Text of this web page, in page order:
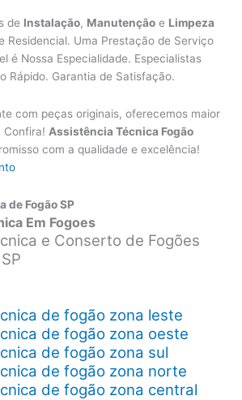
de Instalação, Manutenção e Limpeza
Residencial. Uma Prestação de Serviço
é Nossa Especialidade. Especialistas
Rápido. Garantia de Satisfação.
com peças originais, oferecemos maior
Confira! Assistência Técnica Fogão
com a qualidade e excelência!
de Fogão SP
Em Fogoes
e Conserto de Fogões
de fogão zona leste
de fogão zona oeste
de fogão zona sul
de fogão zona norte
de fogão zona central